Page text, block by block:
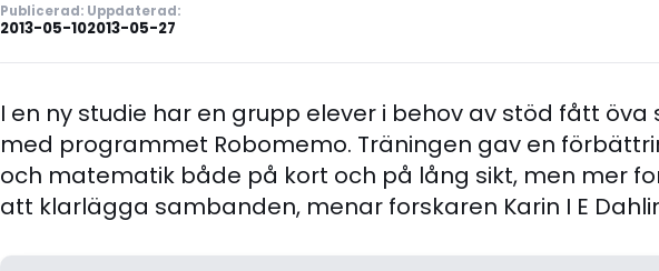
Publicerad:
2013-05-10
Uppdaterad:
2013-05-27
I en ny studie har en grupp elever i behov av stöd fått
med programmet Robomemo. Träningen gav en
och matematik både på kort och på lång sikt, men mer
att klarlägga sambanden, menar forskaren Karin I E